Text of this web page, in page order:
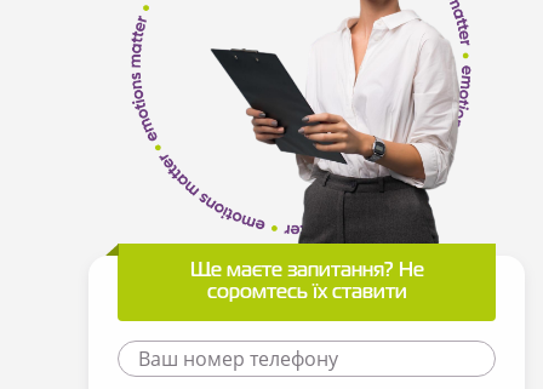
Ще маєте запитання? Не
соромтесь їх ставити